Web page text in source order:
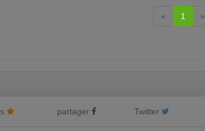
« 1 »
partager Twitter